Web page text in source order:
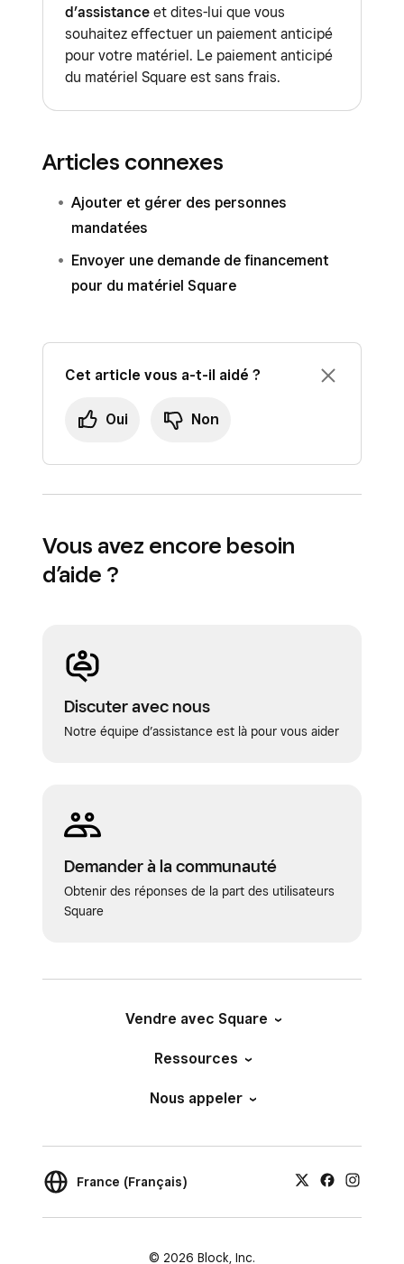
d’assistance et dites-lui que vous
souhaitez effectuer un paiement anticipé
pour votre matériel. Le paiement anticipé
du matériel Square est sans frais.
Articles connexes
Ajouter et gérer des personnes
mandatées
Envoyer une demande de financement
pour du matériel Square
Cet article vous a-t-il aidé ?
Oui Non
Vous avez encore besoin
d’aide ?
Discuter avec nous
Notre équipe d’assistance est là pour vous aider
Demander à la communauté
Obtenir des réponses de la part des utilisateurs
Square
Vendre avec Square
Ressources
Nous appeler
France (Français)
© 2026 Block, Inc.